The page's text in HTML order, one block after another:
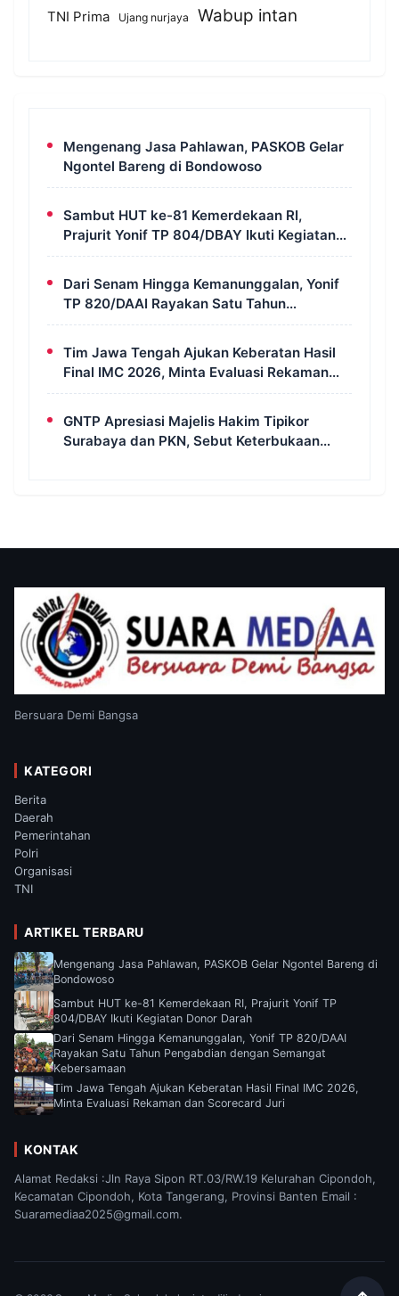
TNI Prima
Ujang nurjaya Wabup intan
Mengenang Jasa Pahlawan, PASKOB Gelar
Ngontel Bareng di Bondowoso
Sambut HUT ke-81 Kemerdekaan RI,
Prajurit Yonif TP 804/DBAY Ikuti Kegiatan
Donor Darah
Dari Senam Hingga Kemanunggalan, Yonif
TP 820/DAAI Rayakan Satu Tahun
Pengabdian dengan Semangat
Kebersamaan
Tim Jawa Tengah Ajukan Keberatan Hasil
Final IMC 2026, Minta Evaluasi Rekaman
dan Scorecard Juri
GNTP Apresiasi Majelis Hakim Tipikor
Surabaya dan PKN, Sebut Keterbukaan
Bersuara Demi Bangsa
KATEGORI
Berita
Daerah
Pemerintahan
Polri
Organisasi
TNI
ARTIKEL TERBARU
Mengenang Jasa Pahlawan, PASKOB Gelar Ngontel Bareng di
Bondowoso
Sambut HUT ke-81 Kemerdekaan RI, Prajurit Yonif TP
804/DBAY Ikuti Kegiatan Donor Darah
Dari Senam Hingga Kemanunggalan, Yonif TP 820/DAAI
Rayakan Satu Tahun Pengabdian dengan Semangat
Kebersamaan
Tim Jawa Tengah Ajukan Keberatan Hasil Final IMC 2026,
Minta Evaluasi Rekaman dan Scorecard Juri
KONTAK
Alamat Redaksi :Jln Raya Sipon RT.03/RW.19 Kelurahan Cipondoh,
Kecamatan Cipondoh, Kota Tangerang, Provinsi Banten Email :
Suaramediaa2025@gmail.com.